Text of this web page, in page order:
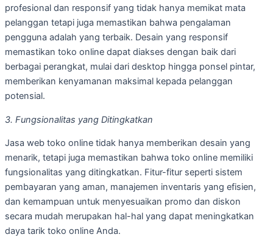
profesional dan responsif yang tidak hanya memikat mata
pelanggan tetapi juga memastikan bahwa pengalaman
pengguna adalah yang terbaik. Desain yang responsif
memastikan toko online dapat diakses dengan baik dari
berbagai perangkat, mulai dari desktop hingga ponsel pintar,
memberikan kenyamanan maksimal kepada pelanggan
potensial.
3. Fungsionalitas yang Ditingkatkan
Jasa web toko online tidak hanya memberikan desain yang
menarik, tetapi juga memastikan bahwa toko online memiliki
fungsionalitas yang ditingkatkan. Fitur-fitur seperti sistem
pembayaran yang aman, manajemen inventaris yang efisien,
dan kemampuan untuk menyesuaikan promo dan diskon
secara mudah merupakan hal-hal yang dapat meningkatkan
daya tarik toko online Anda.